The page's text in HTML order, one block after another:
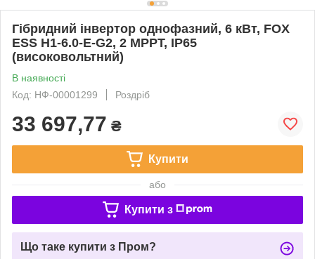
Гібридний інвертор однофазний, 6 кВт, FOX
ESS H1-6.0-E-G2, 2 MPPT, IP65
(високовольтний)
В наявності
Код: НФ-00001299
Роздріб
33 697,77 ₴
Купити
або
Купити з
Що таке купити з Пром?